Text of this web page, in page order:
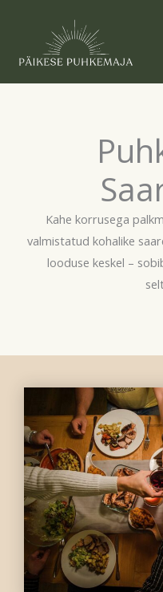
content
Kahe korrusega
valmistatud kohalike
looduse keskel –